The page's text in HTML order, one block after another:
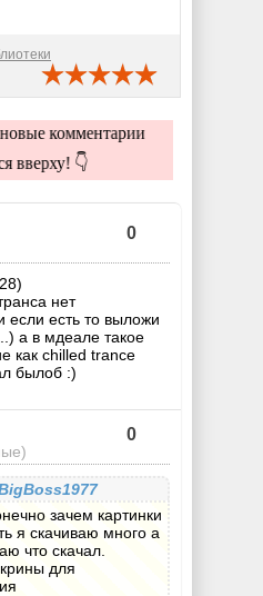
комментарии
вверху! 👇
0
нет
если есть то выложи
а в мдеале такое
как chilled trance
былоб :)
0
зачем картинки
я скачиваю много а
что скачал.
для